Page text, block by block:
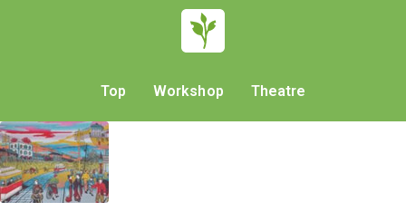
Top Workshop Theatre